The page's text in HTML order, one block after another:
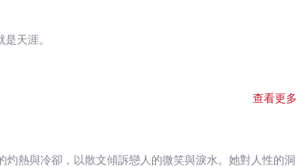
天涯。
查看更多
熱與冷卻，以散文傾訴戀人的微笑與淚水。她對人性的洞